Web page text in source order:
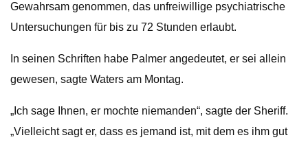
Gewahrsam genommen, das unfreiwillige psychiatrische
Untersuchungen für bis zu 72 Stunden erlaubt.
In seinen Schriften habe Palmer angedeutet, er sei allein
gewesen, sagte Waters am Montag.
„Ich sage Ihnen, er mochte niemanden“, sagte der Sheriff.
„Vielleicht sagt er, dass es jemand ist, mit dem es ihm gut